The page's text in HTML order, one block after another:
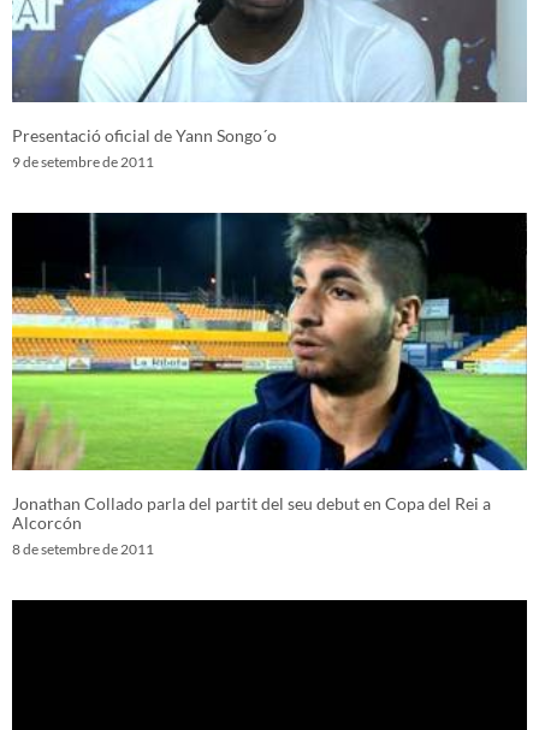
Presentació oficial de Yann Songo´o
9 de setembre de 2011
Jonathan Collado parla del partit del seu debut en Copa del Rei a
Alcorcón
8 de setembre de 2011